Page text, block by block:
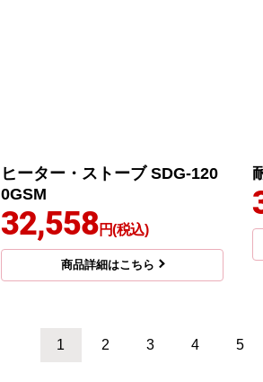
ヒーター・ストーブ SDG-120
0GSM
32,558円(税込)
商品詳細はこちら
1 2 3 4 5